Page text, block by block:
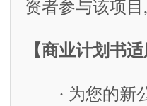
资者参与该项
【商业计划书适
· 为您的新公